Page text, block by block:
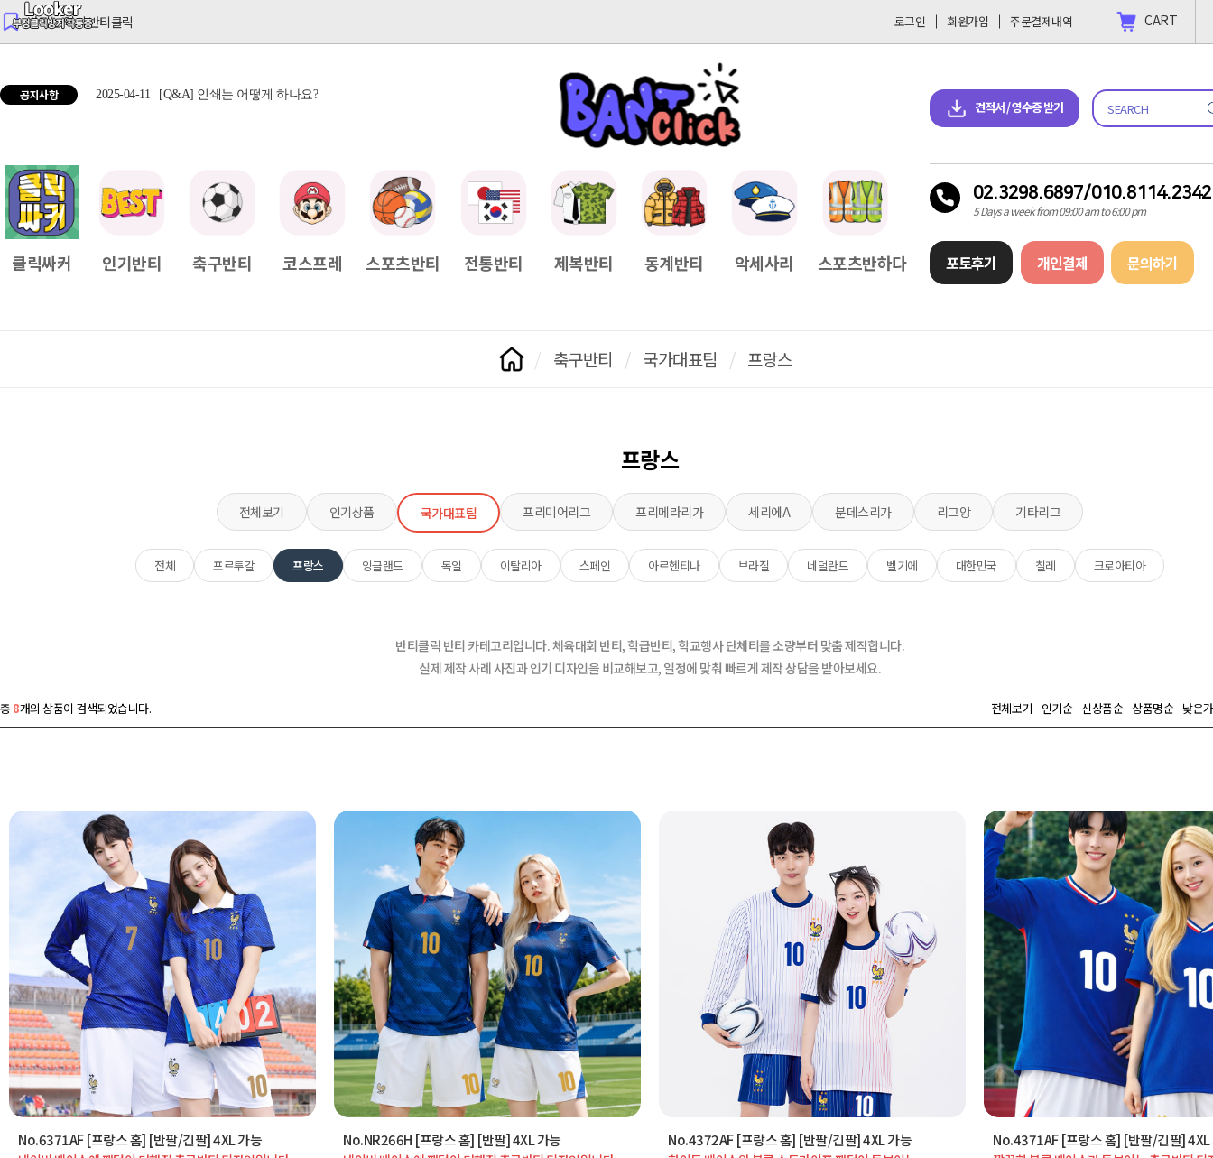
반티는 역시 반티클릭 CART
로그인 회원가입 주문결제내역
견적서 / 영수증 받기
02.3298.6897/010.8114.2342
5 Days a week from 09:00 am to 6:00 pm
포토후기 개인결제 문의하기
공지사항 2025-04-11 [Q&A] 인쇄는 어떻게 하나요? [Q&A] 배송일정이 궁금하면? 2025-04-11 [Q&A] 나눠서 결제 하고싶을땐? 견적서 & 영수증 다운로드
클릭싸커 인기반티 축구반티 코스프레 스포츠반티 전통반티 제복반티 동계반티 악세사리 스포츠반하다
축구반티 / 국가대표팀 / 프랑스
프랑스
전체보기 인기상품 국가대표팀 프리미어리그 프리메라리가 세리에A 분데스리가 리그앙 기타리그
전체 포르투갈 프랑스 잉글랜드 독일 이탈리아 스페인 아르헨티나 브라질 네덜란드 벨기에 대한민국 칠레 크로아티아
반티클릭 반티 카테고리입니다. 체육대회 반티, 학급반티, 학교행사 단체티를 소량부터 맞춤 제작합니다.
실제 제작 사례 사진과 인기 디자인을 비교해보고, 일정에 맞춰 빠르게 제작 상담을 받아보세요.
총 8개의 상품이 검색되었습니다. 전체보기 인기순 신상품순 상품명순 낮은
No.6371AF [프랑스 홈] [반팔/긴팔] 4XL 가능 No.NR266H [프랑스 홈] [반팔] 4XL 가능 No.4372AF [프랑스 홈] [반팔/긴팔] 4XL 가능 No.4371AF [프랑스 홈] [반팔/긴팔] 4XL